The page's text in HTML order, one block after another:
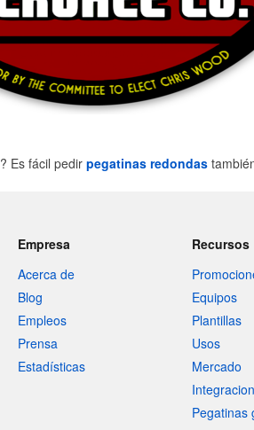
Es fácil pedir pegatinas redondas
Empresa
Acerca de
Blog
Empleos
Prensa
Estadísticas
Recursos
Equipos
Plantillas
Usos
Mercado
Pegatinas